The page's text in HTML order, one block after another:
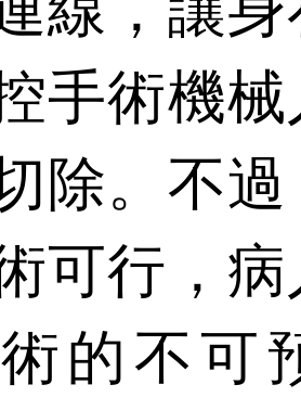
手術機
除。不
可行，
的不可